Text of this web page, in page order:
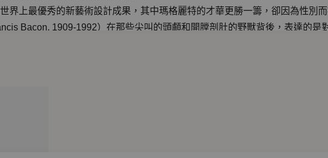
界上最優秀的新藝術設計成果，其中瑪格麗特的才華更勝一籌，卻因為性別
Bacon, 1909-1992）在那些尖叫的頭顱和開膛剖肚的野獸背後，表達的是